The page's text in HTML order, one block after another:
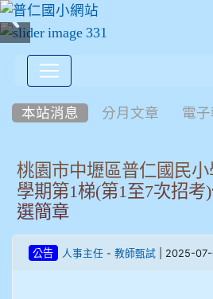
本站消息 分月文章 電
桃園市中壢區普仁國民小
學期第1梯(第1至7次招
選簡章
公告 人事主任- 教師甄試| 2025-07-